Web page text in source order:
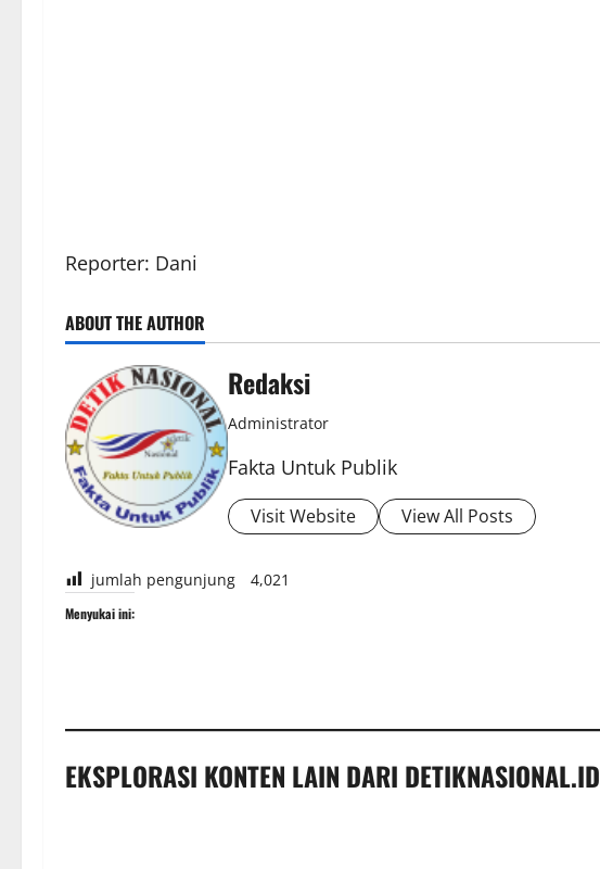
Reporter: Dani
ABOUT THE AUTHOR
Redaksi
Administrator
Fakta Untuk Publik
Visit Website View All Posts
jumlah pengunjung 4,021
Menyukai ini:
EKSPLORASI KONTEN LAIN DARI DETIKNASIONAL.ID